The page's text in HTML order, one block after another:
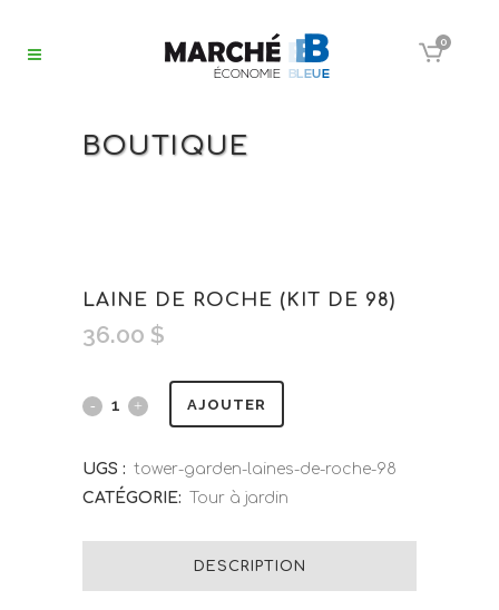
0
BOUTIQUE
LAINE DE ROCHE (KIT DE 98)
36.00 $
AJOUTER
UGS : tower-garden-laines-de-roche-98
CATÉGORIE:
Tour à jardin
DESCRIPTION